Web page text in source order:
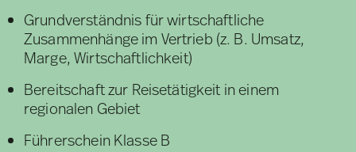
Grundverständnis für wirtschaftliche
Zusammenhänge im Vertrieb (z. B. Umsatz,
Marge, Wirtschaftlichkeit)
Bereitschaft zur Reisetätigkeit in einem
regionalen Gebiet
Führerschein Klasse B